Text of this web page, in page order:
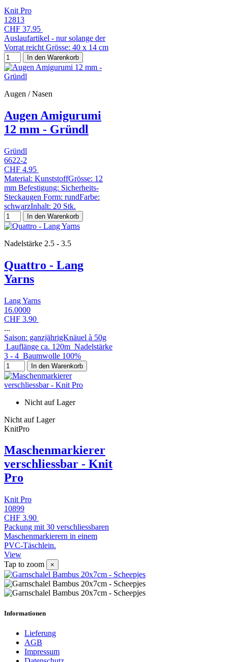
Knit Pro
12813
CHF 37.95
Auslaufartikel - nur solange der
Vorrat reicht Grösse: 40 x 14 cm
In den Warenkorb
Augen / Nasen
Augen Amigurumi
12 mm - Gründl
Gründl
6622-2
CHF 4.95
Material: KunststoffGrösse: 12
mm Befestigung: Sicherheits-
Steckaugen Form: rundFarbe:
schwarzInhalt: 20 Stk.
In den Warenkorb
Nadelstärke 2.5 - 3.5
Quattro - Lang
Yarns
Lang Yarns
16.0000
CHF 3.90
...
Saison: ganzjährigKnäuel à 50g
Lauflänge ca. 120m Nadelstärke
3 - 4 Baumwolle 100%
In den Warenkorb
Nicht auf Lager
Nicht auf Lager
KnitPro
Maschenmarkierer
verschliessbar - Knit
Pro
Knit Pro
10899
CHF 3.90
Packung mit 30 verschliessbaren
Maschenmarkierern in einem
PVC-Täschlein.
View
Tap to zoom
×
Informationen
Lieferung
AGB
Impressum